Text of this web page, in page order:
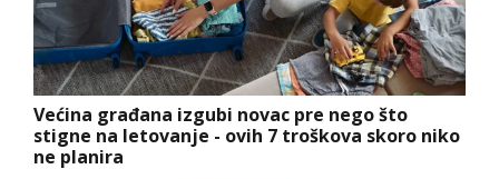
Većina građana izgubi novac pre nego što
stigne na letovanje - ovih 7 troškova skoro niko
ne planira